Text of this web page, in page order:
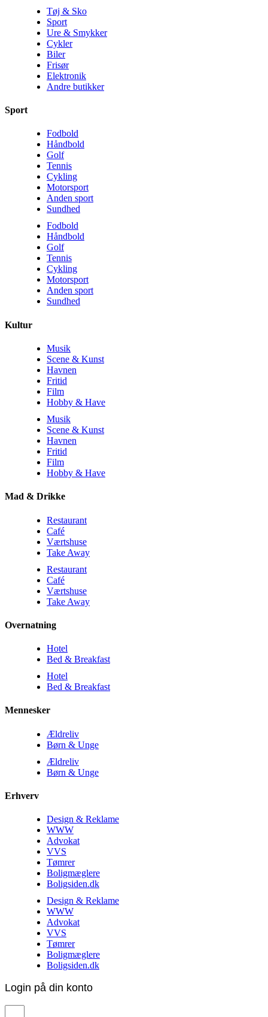
Tøj & Sko
Sport
Ure & Smykker
Cykler
Biler
Frisør
Elektronik
Andre butikker
Sport
Fodbold
Håndbold
Golf
Tennis
Cykling
Motorsport
Anden sport
Sundhed
Fodbold
Håndbold
Golf
Tennis
Cykling
Motorsport
Anden sport
Sundhed
Kultur
Musik
Scene & Kunst
Havnen
Fritid
Film
Hobby & Have
Musik
Scene & Kunst
Havnen
Fritid
Film
Hobby & Have
Mad & Drikke
Restaurant
Café
Værtshuse
Take Away
Restaurant
Café
Værtshuse
Take Away
Overnatning
Hotel
Bed & Breakfast
Hotel
Bed & Breakfast
Mennesker
Ældreliv
Børn & Unge
Ældreliv
Børn & Unge
Erhverv
Design & Reklame
WWW
Advokat
VVS
Tømrer
Boligmæglere
Boligsiden.dk
Design & Reklame
WWW
Advokat
VVS
Tømrer
Boligmæglere
Boligsiden.dk
Login på din konto